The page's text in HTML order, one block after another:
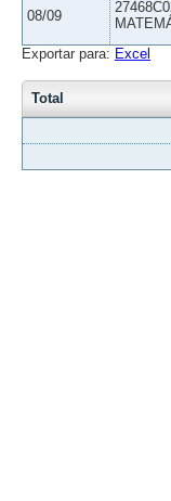
08/09
Exportar para: Excel
Total